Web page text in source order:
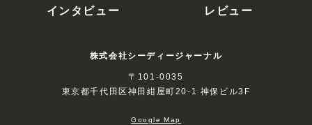
インタビュー
レビュー
株式会社シーディージャーナル
〒101-0035
東京都千代田区神田紺屋町20-1 神保ビル3F
Google Map